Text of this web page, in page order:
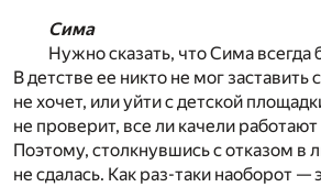
Сима
Нужно сказать, что Сима всегда
В детстве ее никто не мог заставить
не хочет, или уйти с детской
не проверит, все ли качели
Поэтому, столкнувшись с отказом в
не сдалась. Как раз-таки наоборот —